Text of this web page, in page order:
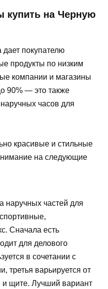
купить на Черную
покупателю
продукты по низким
компании и магазины
90% — это также
часов для
красивые и стильные
на следующие
наручных частей для
Сначала есть
для делового
в сочетании с
третья варьируется от
и щите. Лучший вариант